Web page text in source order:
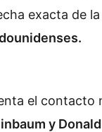
exacta de la
el contacto
y